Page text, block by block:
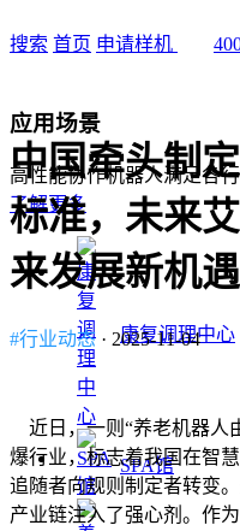
搜索 首页 申请样机
应用场景
高性能协作机器人满足各
了解更多
康复调理中心
SPA馆
中国牵头制
标准，未来
来发展新机遇
#行业动态 · 2025-11-04
近日，一则“养老机器人
爆行业，标志着我国在智
追随者向规则制定者转变
产业链注入了强心剂。作